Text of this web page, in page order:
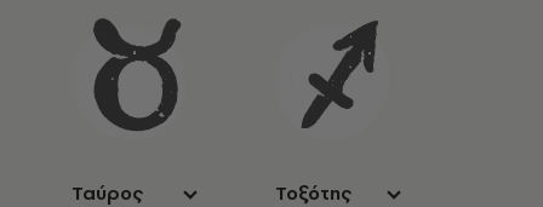
Ταύρος Τοξότης